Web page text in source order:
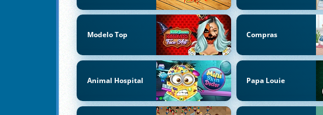
Modelo Top Compras
Animal Hospital Papa Louie